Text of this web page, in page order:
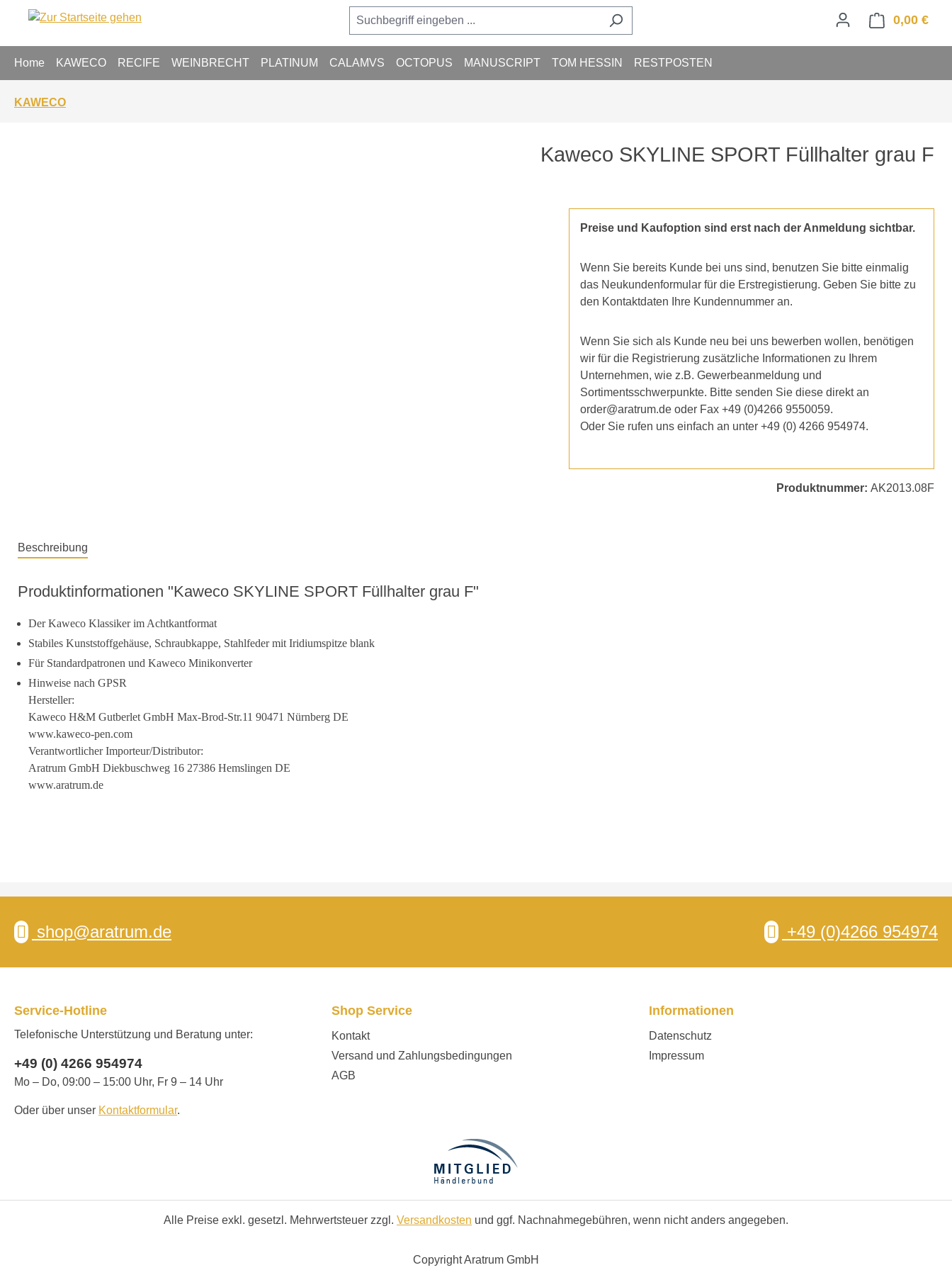
Zur Hauptnavigation springen 0,00 €
Home KAWECO RECIFE WEINBRECHT PLATINUM CALAMVS OCTOPUS MANUSCRIPT TOM HESSIN RESTPOSTEN
KAWECO
Kaweco SKYLINE SPORT Füllhalter grau F
Preise und Kaufoption sind erst nach der Anmeldung sichtbar.
Wenn Sie bereits Kunde bei uns sind, benutzen Sie bitte einmalig
das Neukundenformular für die Erstregistierung. Geben Sie bitte zu
den Kontaktdaten Ihre Kundennummer an.
Wenn Sie sich als Kunde neu bei uns bewerben wollen, benötigen
wir für die Registrierung zusätzliche Informationen zu Ihrem
Unternehmen, wie z.B. Gewerbeanmeldung und
Sortimentsschwerpunkte. Bitte senden Sie diese direkt an
order@aratrum.de oder Fax +49 (0)4266 9550059.
Oder Sie rufen uns einfach an unter +49 (0) 4266 954974.
Produktnummer: AK2013.08F
Beschreibung
Produktinformationen "Kaweco SKYLINE SPORT Füllhalter grau F"
Der Kaweco Klassiker im Achtkantformat
Stabiles Kunststoffgehäuse, Schraubkappe, Stahlfeder mit Iridiumspitze blank
Für Standardpatronen und Kaweco Minikonverter
Hinweise nach GPSR
Hersteller:
Kaweco H&M Gutberlet GmbH Max-Brod-Str.11 90471 Nürnberg DE
www.kaweco-pen.com
Verantwortlicher Importeur/Distributor:
Aratrum GmbH Diekbuschweg 16 27386 Hemslingen DE
www.aratrum.de
shop@aratrum.de +49 (0)4266 954974
Service-Hotline
Telefonische Unterstützung und Beratung unter:
+49 (0) 4266 954974
Mo – Do, 09:00 – 15:00 Uhr, Fr 9 – 14 Uhr
Oder über unser Kontaktformular.
Shop Service
Kontakt
Versand und Zahlungsbedingungen
AGB
Informationen
Datenschutz
Impressum
Alle Preise exkl. gesetzl. Mehrwertsteuer zzgl. Versandkosten und ggf. Nachnahmegebühren, wenn nicht anders angegeben.
Copyright Aratrum GmbH